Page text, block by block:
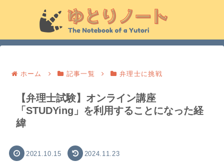
ホーム 記事一覧 弁理士に挑戦
【弁理士試験】オンライン講座
「STUDYing」を利用することになった経
緯
2021.10.15 2024.11.23